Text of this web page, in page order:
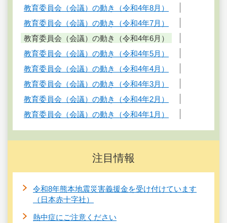
教育委員会（会議）の動き（令和4年8月）
教育委員会（会議）の動き（令和4年7月）
教育委員会（会議）の動き（令和4年6月）
教育委員会（会議）の動き（令和4年5月）
教育委員会（会議）の動き（令和4年4月）
教育委員会（会議）の動き（令和4年3月）
教育委員会（会議）の動き（令和4年2月）
教育委員会（会議）の動き（令和4年1月）
注目情報
令和8年熊本地震災害義援金を受け付けています
（日本赤十字社）
熱中症にご注意ください